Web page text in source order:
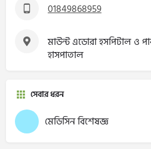
01849868959
মাউন্ট এডোরা হসপিটাল ও
হাসপাতাল
সেবার ধরন
মেডিসিন বিশেষজ্ঞ